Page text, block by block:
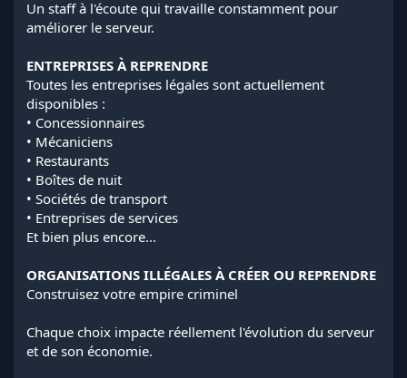
Un staff à l'écoute qui travaille constamment pour
améliorer le serveur.
ENTREPRISES À REPRENDRE
Toutes les entreprises légales sont actuellement
disponibles :
• Concessionnaires
• Mécaniciens
• Restaurants
• Boîtes de nuit
• Sociétés de transport
• Entreprises de services
Et bien plus encore...
ORGANISATIONS ILLÉGALES À CRÉER OU REPRENDRE
Construisez votre empire criminel
Chaque choix impacte réellement l'évolution du serveur
et de son économie.